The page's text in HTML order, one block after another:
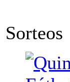
Sorteos